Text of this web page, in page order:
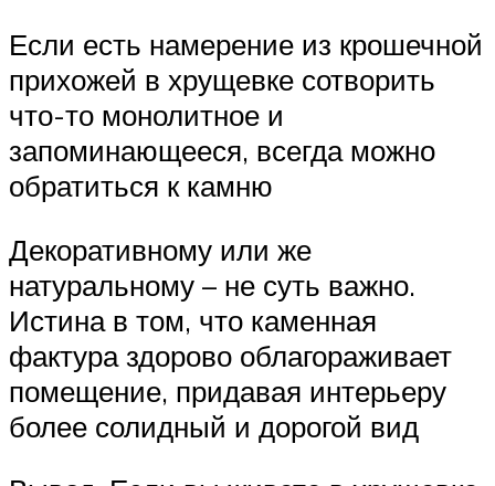
Если есть намерение из крошечной
прихожей в хрущевке сотворить
что-то монолитное и
запоминающееся, всегда можно
обратиться к камню
Декоративному или же
натуральному – не суть важно.
Истина в том, что каменная
фактура здорово облагораживает
помещение, придавая интерьеру
более солидный и дорогой вид